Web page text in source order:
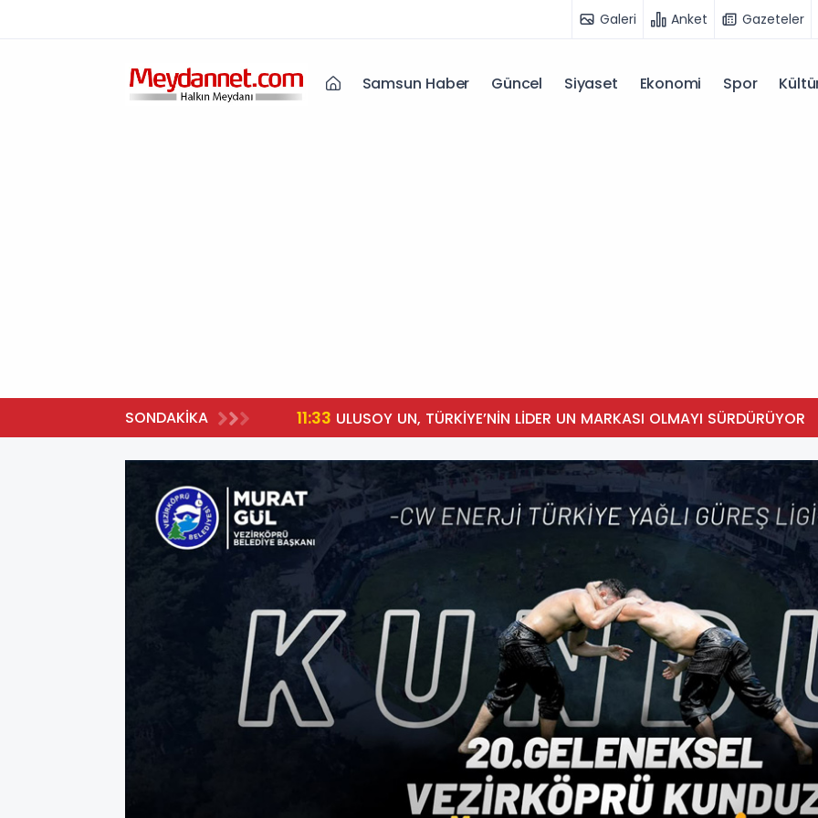
Galeri Anket Gazeteler
Samsun Haber Güncel Siyaset Ekonomi Spor
SONDAKİKA 11:33 ULUSOY UN, TÜRKİYE’NİN LİDER UN MARKASI OLMAYI SÜRDÜRÜYOR